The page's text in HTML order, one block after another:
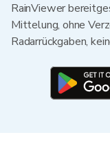
RainViewer
Mittelung, ohne
Radarrückgaben,